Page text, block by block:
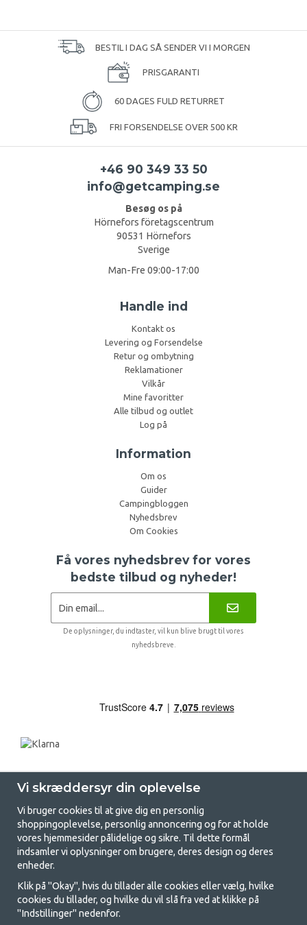
BESTIL I DAG SÅ SENDER VI I MORGEN
PRISGARANTI
60 DAGES FULD RETURRET
FRI FORSENDELSE OVER 500 KR
+46 90 349 33 50
info@getcamping.se
Besøg os på
Hörnefors företagscentrum
90531 Hörnefors
Sverige
Man-Fre 09:00-17:00
Handle ind
Kontakt os
Levering og Forsendelse
Retur og ombytning
Reklamationer
Vilkår
Mine favoritter
Alle tilbud og outlet
Log på
Information
Om os
Guider
Campingbloggen
Nyhedsbrev
Om Cookies
Få vores nyhedsbrev for vores
bedste tilbud og nyheder!
De oplysninger, du indtaster, vil kun blive brugt til vores
nyhedsbreve.
GetCamping.dk - Din butik for
camping og friluftsliv
Camping kan enten være en livsstil eller en måde at samle familien på til
et fælles eventyr. Uanset hvilken kategori du tilhører, finder du alt, du
Vi skræddersyr din oplevelse
Vi bruger cookies til at give dig en personlig
shoppingoplevelse, personlig annoncering og for at holde
vores hjemmesider pålidelige og sikre. Til dette formål
indsamler vi oplysninger om brugere, deres design og deres
enheder.
Klik på "Okay", hvis du tillader alle cookies eller vælg, hvilke
cookies du tillader, og hvilke du vil slå fra ved at klikke på
"Indstillinger" nedenfor.